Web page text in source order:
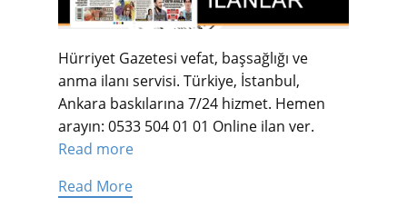
Hürriyet Gazetesi vefat, başsağlığı ve
anma ilanı servisi. Türkiye, İstanbul,
Ankara baskılarına 7/24 hizmet. Hemen
arayın: 0533 504 01 01 Online ilan ver.
Read more
Read More